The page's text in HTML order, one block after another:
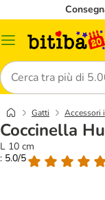
Overview
Cerca
Gatti Accessori
Coccinella
L 10 cm
: 5.0/5